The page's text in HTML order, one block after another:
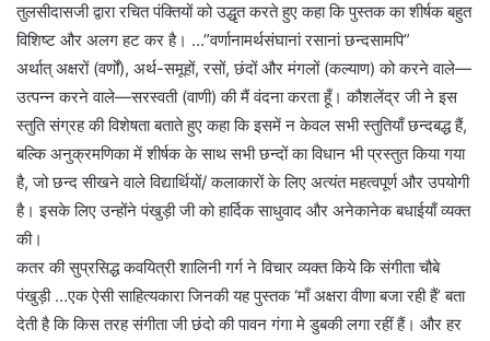
तुलसीदासजी द्वारा रचित पंक्तियों को उद्धृत करते हुए कहा कि पुस्तक का शीर्षक बहुत
विशिष्ट और अलग हट कर है। …”वर्णानामर्थसंघानां रसानां छन्दसामपि”
अर्थात्‌ अक्षरों (वर्णों), अर्थ-समूहों, रसों, छंदों और मंगलों (कल्याण) को करने वाले—
उत्पन्न करने वाले—सरस्वती (वाणी) की मैं वंदना करता हूँ। कौशलेंद्र जी ने इस
स्तुति संग्रह की विशेषता बताते हुए कहा कि इसमें न केवल सभी स्तुतियाँ छन्दबद्ध हैं,
बल्कि अनुक्रमणिका में शीर्षक के साथ सभी छन्दों का विधान भी प्रस्तुत किया गया
है, जो छन्द सीखने वाले विद्यार्थियों/ कलाकारों के लिए अत्यंत महत्वपूर्ण और उपयोगी
है। इसके लिए उन्होंने पंखुड़ी जी को हार्दिक साधुवाद और अनेकानेक बधाईयाँ व्यक्त
की।
कतर की सुप्रसिद्ध कवयित्री शालिनी गर्ग ने विचार व्यक्त किये कि संगीता चौबे
पंखुड़ी …एक ऐसी साहित्यकारा जिनकी यह पुस्तक ‘माँ अक्षरा वीणा बजा रही हैं’ बता
देती है कि किस तरह संगीता जी छंदो की पावन गंगा मे डुबकी लगा रहीं हैं। और हर